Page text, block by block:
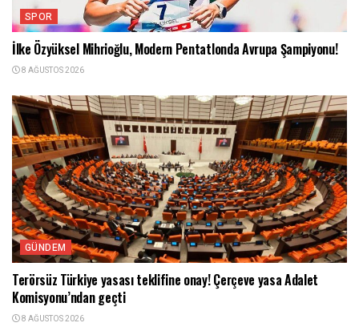
SPOR
İlke Özyüksel Mihrioğlu, Modern Pentatlonda Avrupa Şampiyonu!
8 AĞUSTOS 2026
GÜNDEM
Terörsüz Türkiye yasası teklifine onay! Çerçeve yasa Adalet
Komisyonu’ndan geçti
8 AĞUSTOS 2026